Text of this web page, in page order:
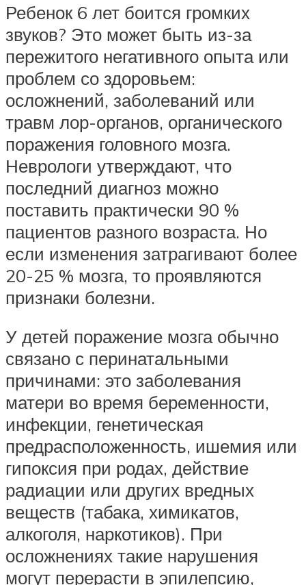
Ребенок 6 лет боится громких
звуков? Это может быть из-за
пережитого негативного опыта или
проблем со здоровьем:
осложнений, заболеваний или
травм лор-органов, органического
поражения головного мозга.
Неврологи утверждают, что
последний диагноз можно
поставить практически 90 %
пациентов разного возраста. Но
если изменения затрагивают более
20-25 % мозга, то проявляются
признаки болезни.
У детей поражение мозга обычно
связано с перинатальными
причинами: это заболевания
матери во время беременности,
инфекции, генетическая
предрасположенность, ишемия или
гипоксия при родах, действие
радиации или других вредных
веществ (табака, химикатов,
алкоголя, наркотиков). При
осложнениях такие нарушения
могут перерасти в эпилепсию,